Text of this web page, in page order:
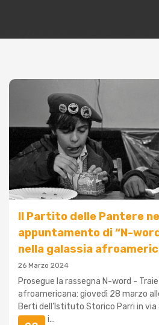
Il Partito delle Pantere
appuntamento di “N-
nella galassia
26 Marzo 2024
Prosegue la rassegna N-word -
afroamericana: giovedì 28 marzo
Berti dell’Istituto Storico Parri in via
si terrà i...